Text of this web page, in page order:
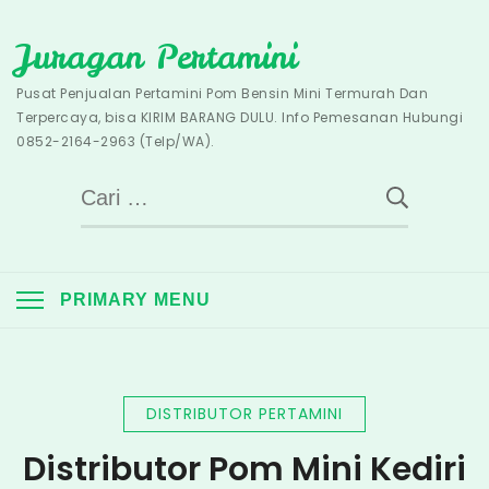
to
content
Juragan Pertamini
Pusat Penjualan Pertamini Pom Bensin Mini Termurah Dan
Terpercaya, bisa KIRIM BARANG DULU. Info Pemesanan Hubungi
0852-2164-2963 (Telp/WA).
Cari
untuk:
PRIMARY MENU
DISTRIBUTOR PERTAMINI
Distributor Pom Mini Kediri